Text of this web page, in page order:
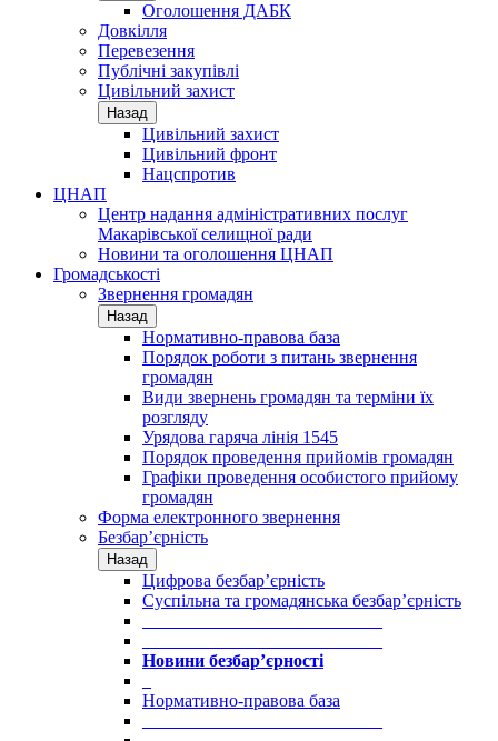
Оголошення ДАБК
Довкілля
Перевезення
Публічні закупівлі
Цивільний захист
Назад
Цивільний захист
Цивільний фронт
Нацспротив
ЦНАП
Центр надання адміністративних послуг
Макарівської селищної ради
Новини та оголошення ЦНАП
Громадськості
Звернення громадян
Назад
Нормативно-правова база
Порядок роботи з питань звернення
громадян
Види звернень громадян та терміни їх
розгляду
Урядова гаряча лінія 1545
Порядок проведення прийомів громадян
Графіки проведення особистого прийому
громадян
Форма електронного звернення
Безбар’єрність
Назад
Цифрова безбар’єрність
Суспільна та громадянська безбар’єрність
Новини безбар’єрності
Нормативно-правова база